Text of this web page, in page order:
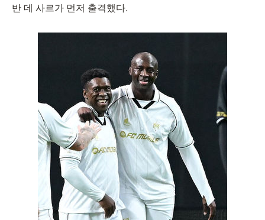
반 데 사르가 먼저 출격했다.